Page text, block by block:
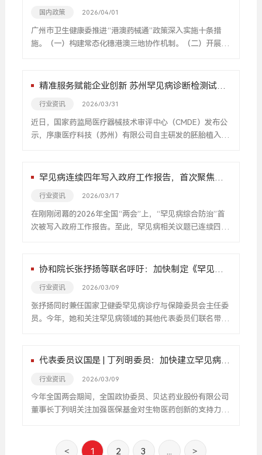
集聚高地。
发10条措施→
国内政策 2026/04/01
广州市卫生健康委推进“港澳药械通”政策深入实施十条措
施。（一）构建常态化穗港澳三地协作机制。（二）开展形
略对接与服务。（五）建设高质量真实世界研究协同网络。
“港澳药械通”上市药械与创新药械院内常态化应用衔接机
制。（八）推动形成标准化规范化管理机制。（九）探索创
新药械临床使用激励保障机制。（十）完善支付保障与跨境
精准服务赋能企业创新 苏州罕见病诊断检测试剂
盒纳入国家优先审批
行业资讯 2026/03/31
近日，国家药监局医疗器械技术审评中心（CMDE）发布公
示，序康医疗科技（苏州）有限公司自主研发的胚胎植入前
罕见病连续四年写入政府工作报告，首次聚焦综
合防治！
行业资讯 2026/03/17
在刚刚闭幕的2026年全国“两会”上，“罕见病综合防治”首
次被写入政府工作报告。至此，罕见病相关议题已连续四年
化的综合防治布局。这一演变背后，关乎着我国超2000万
协和院长张抒扬等联名呼吁：加快制定《罕见病
防治法》
行业资讯 2026/03/09
张抒扬同时兼任国家卫健委罕见病诊疗与保障委员会主任委
员。今年，她和关注罕见病领域的其他代表委员们联名带来
代表委员议国是 | 丁列明委员：加快建立罕见病用
药、儿童用药医保支付“专项通道”
行业资讯 2026/03/09
今年全国两会期间，全国政协委员、贝达药业股份有限公司
董事长丁列明关注加强医保基金对生物医药创新的支持力
可及性。
< 1 2 3 ... >